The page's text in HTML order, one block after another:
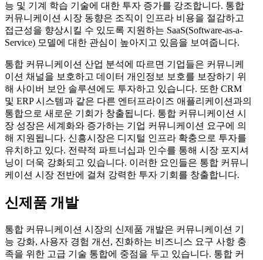
능 및 기계 학습 기술에 대한 투자 증가를 강조합니다. 통합
커뮤니케이션 시장 동향은 조직이 인프라 비용을 절감하고
접근성을 향상시킬 수 있도록 지원하는 SaaS(Software-as-a-
Service) 모델에 대한 관심이 높아지고 있음을 보여줍니다.
통합 커뮤니케이션 산업 분석에 따르면 기업들은 커뮤니케
이션 채널을 보호하고 데이터 개인정보 보호를 보장하기 위
해 사이버 보안 솔루션에도 투자하고 있습니다. 또한 CRM
및 ERP 시스템과 같은 다른 엔터프라이즈 애플리케이션과의
통합으로 새로운 기회가 창출됩니다. 통합 커뮤니케이션 시
장 성장은 세계화와 증가하는 기업 커뮤니케이션 요구에 의
해 지원됩니다. 신흥시장은 디지털 인프라 확충으로 투자를
유치하고 있다. 전략적 파트너십과 인수를 통해 시장 포지셔
닝이 더욱 강화되고 있습니다. 이러한 요인들은 통합 커뮤니
케이션 시장 전반에 걸쳐 강력한 투자 기회를 창출합니다.
신제품 개발
통합 커뮤니케이션 시장의 신제품 개발은 커뮤니케이션 기
능 강화, 사용자 경험 개선, 진화하는 비즈니스 요구 사항 충
족을 위한 고급 기술 통합에 중점을 두고 있습니다. 통합 커